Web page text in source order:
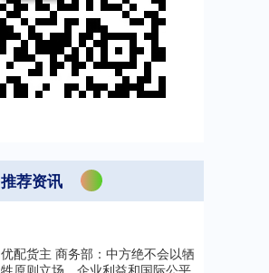
推荐资讯
优配货主 商务部：中方绝不会以牺